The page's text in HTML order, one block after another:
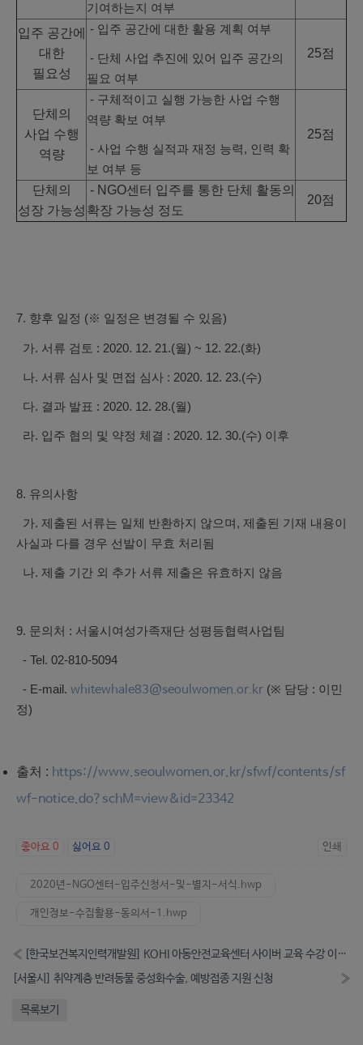
기여하는지 여부
입주 공간에
대한
필요성
- 입주 공간에 대한 활용 계획 여부
- 단체 사업 추진에 있어 입주 공간의
필요 여부
25점
단체의
사업 수행
역량
- 구체적이고 실행 가능한 사업 수행
역량 확보 여부
- 사업 수행 실적과 재정 능력, 인력 확
보 여부 등
25점
단체의
성장 가능성
- NGO센터 입주를 통한 단체 활동의
확장 가능성 정도
20점
7. 향후 일정 (※ 일정은 변경될 수 있음)
가. 서류 검토 : 2020. 12. 21.(월) ~ 12. 22.(화)
나. 서류 심사 및 면접 심사 : 2020. 12. 23.(수)
다. 결과 발표 : 2020. 12. 28.(월)
라. 입주 협의 및 약정 체결 : 2020. 12. 30.(수) 이후
8. 유의사항
가. 제출된 서류는 일체 반환하지 않으며, 제출된 기재 내용이
사실과 다를 경우 선발이 무효 처리됨
나. 제출 기간 외 추가 서류 제출은 유효하지 않음
9. 문의처 : 서울시여성가족재단 성평등협력사업팀
- Tel. 02-810-5094
- E-mail. whitewhale83@seoulwomen.or.kr (※ 담당 : 이민
정)
출처 : https://www.seoulwomen.or.kr/sfwf/contents/sf
wf-notice.do?schM=view&id=23342
좋아요 0 싫어요 0 인쇄
2020년-NGO센터-입주신청서-및-별지-서식.hwp
개인정보-수집활용-동의서-1.hwp
«
[한국보건복지인력개발원] KOHI 아동안전교육센터 사이버 교육 수강 이벤트
[서울시] 취약계층 반려동물 중성화수술, 예방접종 지원 신청
»
목록보기